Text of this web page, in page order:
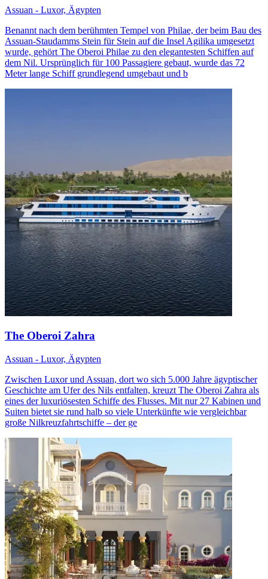
Assuan - Luxor, Ägypten
Benannt nach dem berühmten Tempel von Philae, der beim Bau des
Assuan-Staudamms Stein für Stein auf die Insel Agilika umgesetzt
wurde, gehört The Oberoi Philae zu den elegantesten Schiffen auf
dem Nil. Ursprünglich für 100 Passagiere gebaut, wurde das 72
Meter lange Schiff grundlegend umgebaut und b
The Oberoi Zahra
Assuan - Luxor, Ägypten
Zwischen Luxor und Assuan, dort wo sich 5.000 Jahre ägyptischer
Geschichte am Ufer des Nils entfalten, kreuzt The Oberoi Zahra als
eines der luxuriösesten Schiffe des Flusses. Mit nur 27 Kabinen und
Suiten bietet sie rund halb so viele Unterkünfte wie vergleichbar
große Nilkreuzfahrtschiffe – der ge